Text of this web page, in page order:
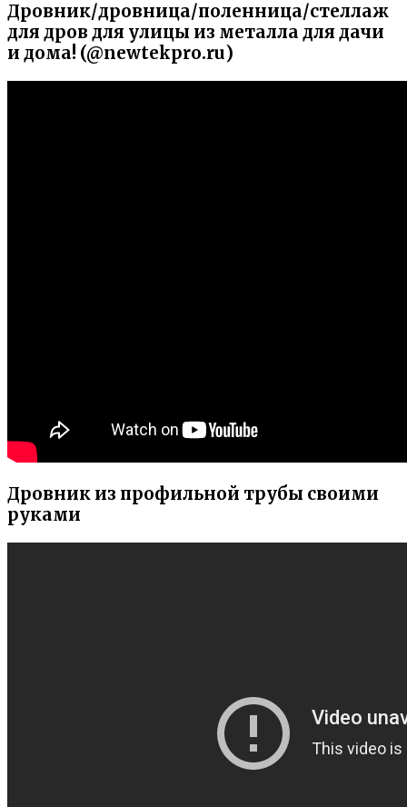
Дровник/дровница/поленница/стеллаж
для дров для улицы из металла для дачи
и дома! (@newtekpro.ru)
Дровник из профильной трубы своими
руками